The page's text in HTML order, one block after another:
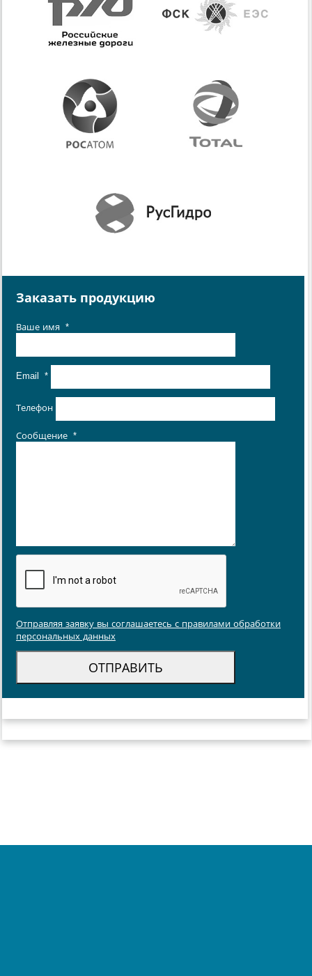
Заказать продукцию
Ваше имя *
Email *
Телефон
Сообщение *
Отправляя заявку вы соглашаетесь с правилами обработки
персональных данных